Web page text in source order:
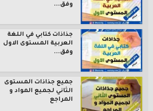
وفق...
جذاذات كتابي في اللغة
العربية المستوى الاول
وفق...
جميع جذاذات المستوى
الثاني لجميع المواد و
المراجع